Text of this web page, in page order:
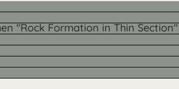
"Rock Formation in Thin Section"